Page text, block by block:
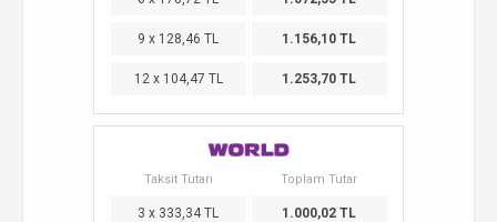
9 x 128,46 TL 1.156,10 TL
12 x 104,47 TL 1.253,70 TL
Taksit Tutarı Toplam Tutar
3 x 333,34 TL 1.000,02 TL